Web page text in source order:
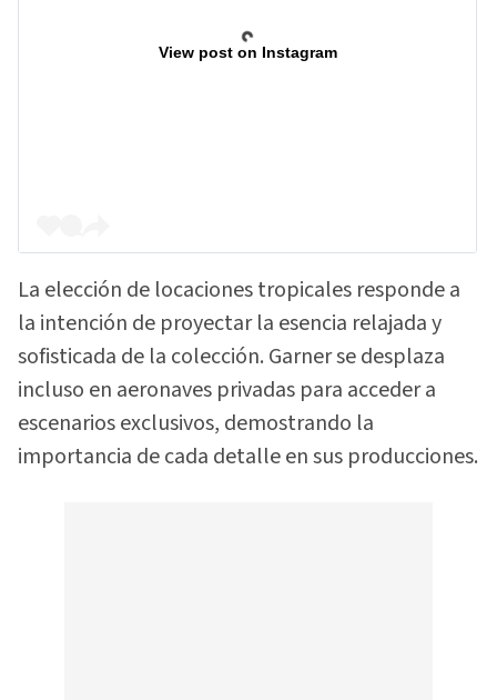
View post on Instagram
La elección de locaciones tropicales responde a
la intención de proyectar la esencia relajada y
sofisticada de la colección. Garner se desplaza
incluso en aeronaves privadas para acceder a
escenarios exclusivos, demostrando la
importancia de cada detalle en sus producciones.